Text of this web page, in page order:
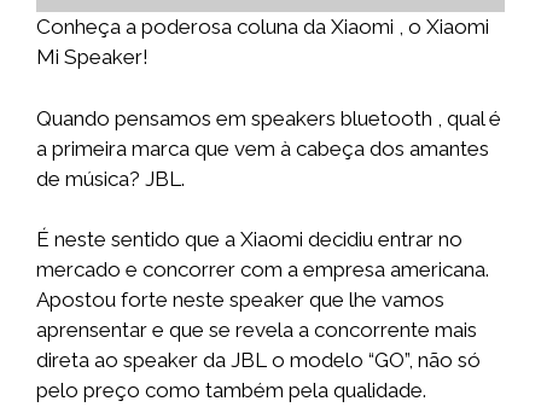
Conheça a poderosa coluna da Xiaomi , o Xiaomi
Mi Speaker!
Quando pensamos em speakers bluetooth , qual é
a primeira marca que vem à cabeça dos amantes
de música? JBL.
É neste sentido que a Xiaomi decidiu entrar no
mercado e concorrer com a empresa americana.
Apostou forte neste speaker que lhe vamos
aprensentar e que se revela a concorrente mais
direta ao speaker da JBL o modelo “GO”, não só
pelo preço como também pela qualidade.